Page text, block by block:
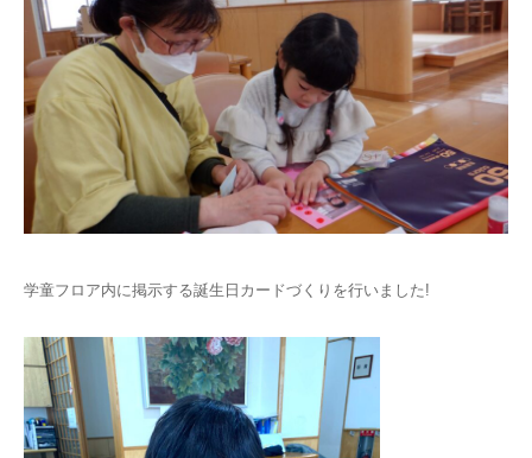
学童フロア内に掲示する誕生日カードづくりを行いました!
アクセス
お知らせ